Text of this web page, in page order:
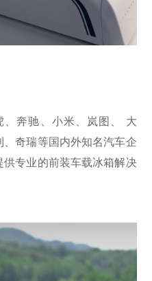
奔驰、小米、岚图、 大
奇瑞等国内外知名汽车企
专业的前装车载冰箱解决